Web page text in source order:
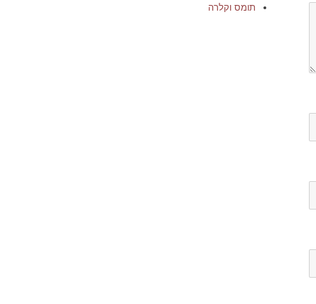
תומס וקלרה